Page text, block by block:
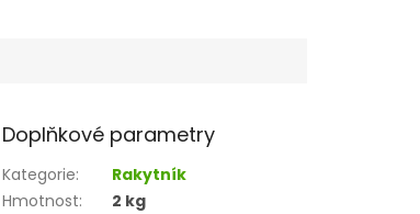
Doplňkové parametry
Kategorie:
Rakytník
Hmotnost:
2 kg